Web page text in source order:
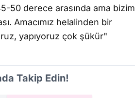
50 derece arasında ama bizim
Amacımız helalinden bir
yapıyoruz çok şükür"
Takip Edin!